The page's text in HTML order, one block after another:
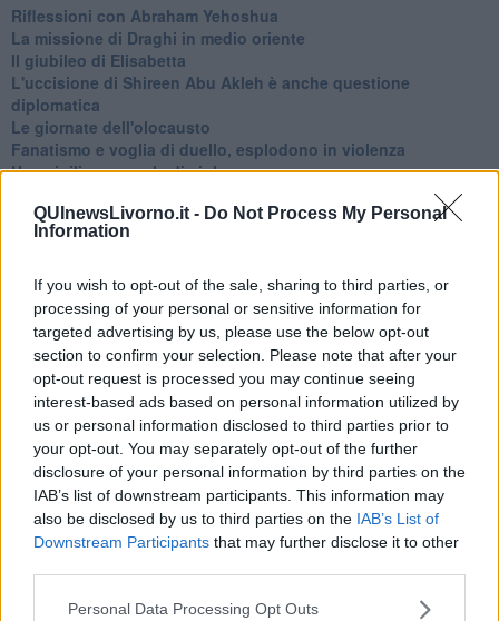
QUInewsLivorno.it - Do Not Process My Personal
Information
If you wish to opt-out of the sale, sharing to third parties, or
processing of your personal or sensitive information for
targeted advertising by us, please use the below opt-out
section to confirm your selection. Please note that after your
opt-out request is processed you may continue seeing
interest-based ads based on personal information utilized by
us or personal information disclosed to third parties prior to
your opt-out. You may separately opt-out of the further
disclosure of your personal information by third parties on the
IAB’s list of downstream participants. This information may
also be disclosed by us to third parties on the IAB’s List of
Downstream Participants that may further disclose it to other
Personal Data Processing Opt Outs
Riflessioni con Abraham Yehoshua
La missione di Draghi in medio oriente
Il giubileo di Elisabetta
L'uccisione di Shireen Abu Akleh è anche questione
diplomatica
Le giornate dell'olocausto
Fanatismo e voglia di duello, esplodono in violenza
Una vigilia pasquale di violenze
Ramadan con nuovi attacchi terroristici
Un vertice che rimarrà nella storia
Guerra Ucraina, la pseudo neutralità di Bennet
La guerra in Ucraina vista dal Medio Oriente
​Il caos libico è un pozzo senza fine
Erdoğan e l'informazione
Crisi Corona, crisi Johnson, problemi post Brexit
Capitol Hill un anno dopo
Desmond Tutu "la voce dei senza voce"
Natale da incubo per Boris Johnson
La questione Ucraina
Cipro, un ponte dove si mischiano le culture
Una vigilia di Natale per un nuovo Rais
La questione israelo-palestinese ignorata dal G20
Erdogan continua a sfidare l'Occidente
Libano, collasso economico e guerra civile
L'AUKUS e il Quad